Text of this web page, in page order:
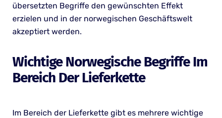
übersetzten Begriffe den gewünschten Effekt
erzielen und in der norwegischen Geschäftswelt
akzeptiert werden.
Wichtige Norwegische Begriffe Im
Bereich Der Lieferkette
Im Bereich der Lieferkette gibt es mehrere wichtige